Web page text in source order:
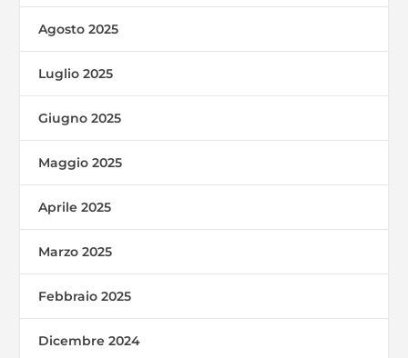
Agosto 2025
Luglio 2025
Giugno 2025
Maggio 2025
Aprile 2025
Marzo 2025
Febbraio 2025
Dicembre 2024